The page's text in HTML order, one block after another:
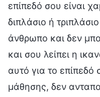
επίπεδό σου είναι
διπλάσιο ή
άνθρωπο και δεν
και σου λείπει η
αυτό για το επίπεδό
μάθησης, δεν